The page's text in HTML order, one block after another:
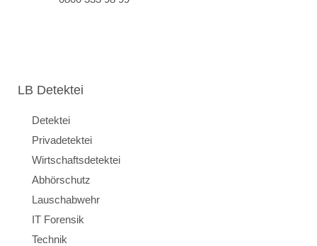
LB Detektei
Detektei
Privadetektei
Wirtschaftsdetektei
Abhörschutz
Lauschabwehr
IT Forensik
Technik